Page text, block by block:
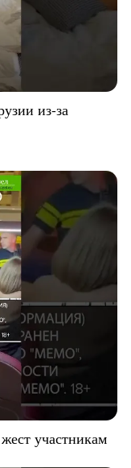
из-за
участникам